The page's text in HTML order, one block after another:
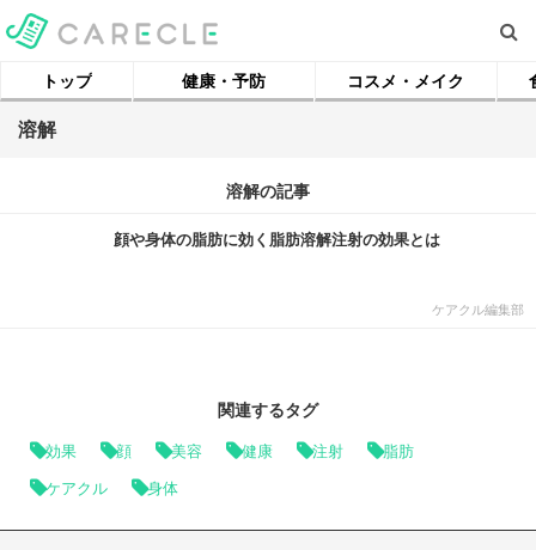
トップ 健康・予防 コスメ・メイク
溶解
溶解の記事
顔や身体の脂肪に効く脂肪溶解注射の効果とは
ケアクル編集部
関連するタグ
効果 顔 美容 健康 注射 脂肪
ケアクル 身体